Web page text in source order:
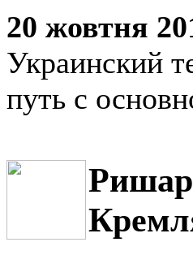
20 жовтня
Украинский
путь с
Ришар